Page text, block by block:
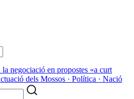
negociació en propostes «a curt
dels Mossos · Política · Nació